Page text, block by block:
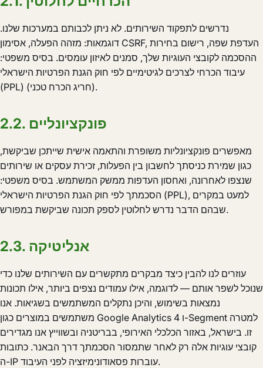
נדרשים לתפקוד השירותים. לא ניתן לכבותם במערכות שלנו.
דוגמאות: מזהה הפעלה, אסימון CSRF, העדפת שפה, רישום בחירות
ההסכמה לקובצי העוגיות שלך, סמנים לאיזון עומסים. בסיס משפטי:
עיבוד הכרחי לצרכים לגיטימיים לפי חוק הגנת הפרטיות הישראלי
(PPL) (חריג הכרח טכני).
2.2. פונקציונליים
מאפשרים פונקציונליות משופרת והתאמה אישית שייתכן שביקשת,
כגון שמירת כניסתך לחשבון בין הפעלות, זכירת עסקים או שירותים
שנצפו לאחרונה, ואחסון העדפות ממשק המשתמש. בסיס משפטי:
הסכמתך לפי חוק הגנת הפרטיות הישראלי (PPL), למעט במקרים
שבהם הדבר נדרש לחלוטין לספק תכונה שביקשת במפורש.
2.3. אנליטיקה
עוזרים לנו להבין כיצד מבקרים מתקשרים עם השירותים שלנו כדי
שנוכל לשפר אותם — לדוגמה, אילו עמודים נצפים ביותר, אילו תכונות
נמצאות בשימוש, והיכן נתקלים המשתמשים בשגיאות. אנו
משתמשים במוצרים כגון Google Analytics 4 ו-Segment למטרה
זו. בישראל, באזור הכלכלי האירופי, בבריטניה ובשווייץ אנו מגדירים
קובצי עוגיות אלה רק לאחר שתמסור הסכמתך דרך הבאנר. כתובות
ה-IP עוברות פסאודונימיזציה לפני העיבוד.